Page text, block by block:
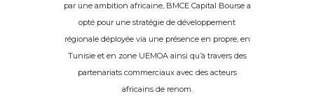
par une ambition africaine, BMCE Capital Bourse a
opté pour une stratégie de développement
régionale déployée via une présence en propre, en
Tunisie et en zone UEMOA ainsi qu’à travers des
partenariats commerciaux avec des acteurs
africains de renom.